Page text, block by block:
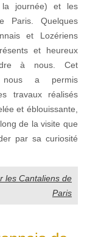
la journée) et les
Paris. Quelques
et Lozériens
et heureux
à nous. Cet
nous a permis
travaux réalisés
et éblouissante,
de la visite que
par sa curiosité
les Cantaliens de
Paris